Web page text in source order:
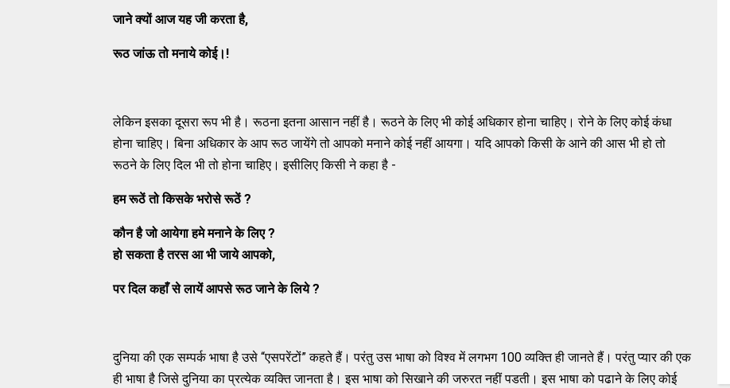
जाने क्यों आज यह जी करता है,
रूठ जांऊ तो मनाये कोई।!
लेकिन इसका दूसरा रूप भी है। रूठना इतना आसान नहीं है। रूठने के लिए भी कोई अधिकार होना चाहिए। रोने के लिए कोई कंधा
होना चाहिए। बिना अधिकार के आप रूठ जायेंगे तो आपको मनाने कोई नहीं आयगा। यदि आपको किसी के आने की आस भी हो तो
रूठने के लिए दिल भी तो होना चाहिए। इसीलिए किसी ने कहा है -
हम रूठें तो किसके भरोसे रूठें?
कौन है जो आयेगा हमे मनाने के लिए?
हो सकता है तरस आ भी जाये आपको,
पर दिल कहाँ से लायें आपसे रूठ जाने के लिये?
दुनिया की एक सम्पर्क भाषा है उसे “एसपरेंटों” कहते हैं। परंतु उस भाषा को विश्व में लगभग 100 व्यक्ति ही जानते हैं। परंतु प्यार की एक
ही भाषा है जिसे दुनिया का प्रत्येक व्यक्ति जानता है। इस भाषा को सिखाने की जरुरत नहीं पडती। इस भाषा को पढाने के लिए कोई